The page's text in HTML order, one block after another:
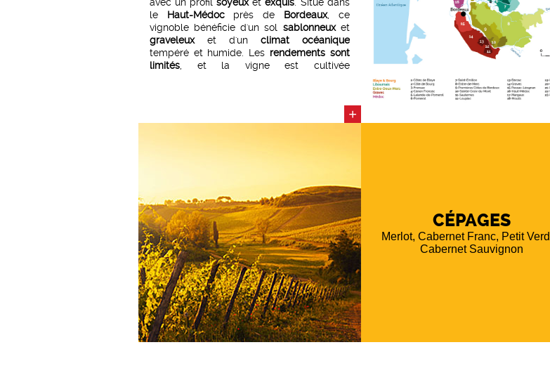
avec un profilsoyeuxetexquis. Situé dans
le Haut-Médocprès de Bordeaux, ce
vignoble bénéficie d'un sol sablonneuxet
graveleuxet d'un climat océanique
tempéré et humide. Les rendements sont
limités, et la vigne est cultivée
Le vin est ensuite élevé pendant12 mois en
barriques françaisesde 350 litres (dont
30% de bois neuf). Larobe rubis intenseet
soutenue, les arômes riches et complexes
avec desnotes d'épicessubtiles
témoignent d'une belleconcentration en
fruits noirs.
Lestanins finset bien intégrés, alliés à une
acidité vive, assurent unlong potentiel de
garde, supérieur à10 ans. Unmillésime
exceptionnel.
+
CÉPAGES
Merlot, Cabernet Franc, Petit
Cabernet Sauvignon